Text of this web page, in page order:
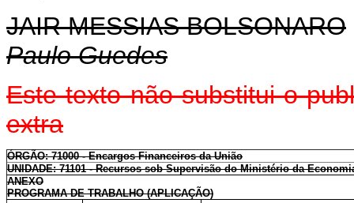
JAIR MESSIAS BOLSONARO
Paulo Guedes
Este texto não substitui o
extra
ÓRGÃO: 71000 - Encargos Financeiros da União
UNIDADE: 71101 - Recursos sob Supervisão do Ministério da
ANEXO
PROGRAMA DE TRABALHO (APLICAÇÃO)